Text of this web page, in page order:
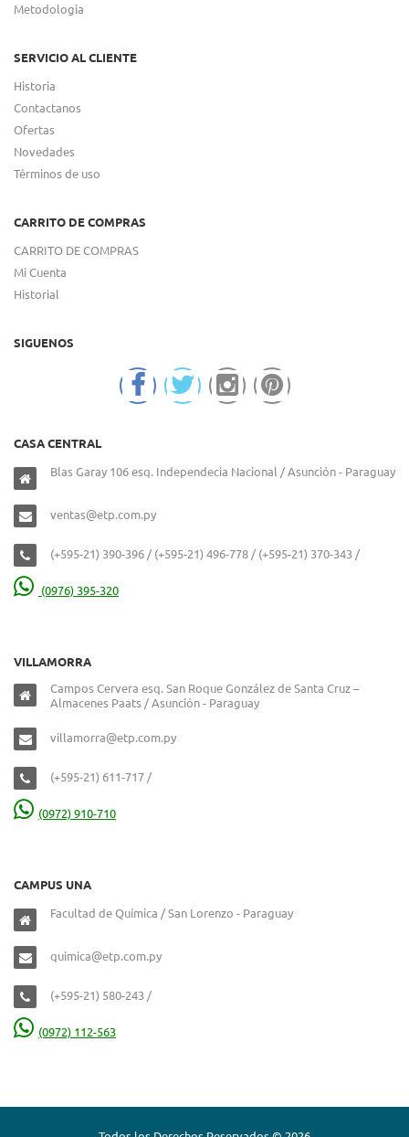
Metodologia
SERVICIO AL CLIENTE
Historia
Contactanos
Ofertas
Novedades
Términos de uso
CARRITO DE COMPRAS
CARRITO DE COMPRAS
Mi Cuenta
Historial
SIGUENOS
CASA CENTRAL
Blas Garay 106 esq. Independecia Nacional / Asunción - Paraguay
ventas@etp.com.py
(+595-21) 390-396 / (+595-21) 496-778 / (+595-21) 370-343 /
(0976) 395-320
VILLAMORRA
Campos Cervera esq. San Roque González de Santa Cruz –
Almacenes Paats / Asunción - Paraguay
villamorra@etp.com.py
(+595-21) 611-717 /
(0972) 910-710
CAMPUS UNA
Facultad de Química / San Lorenzo - Paraguay
quimica@etp.com.py
(+595-21) 580-243 /
(0972) 112-563